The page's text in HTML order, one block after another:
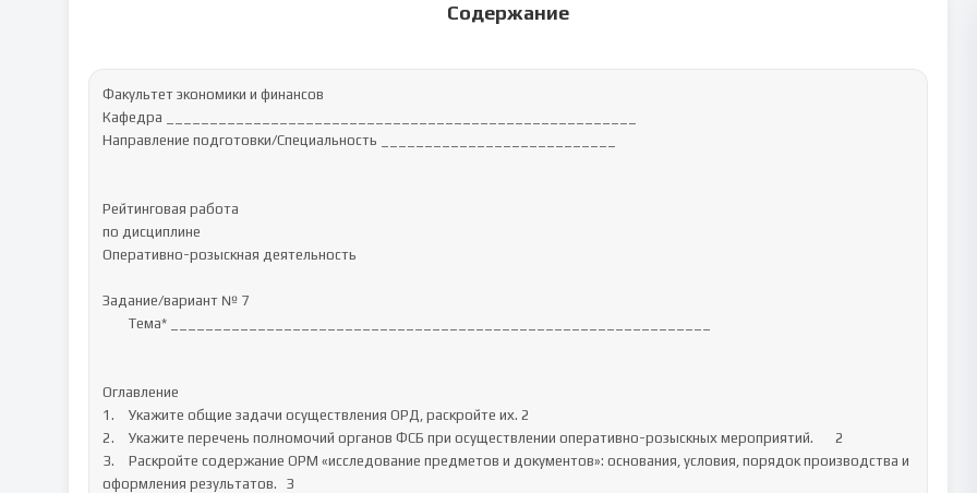
Содержание
Факультет экономики и финансов
Кафедра ______________________________________________________
Направление подготовки/Специальность ___________________________
Рейтинговая работа
по дисциплине
Оперативно-розыскная деятельность
Задание/вариант № 7
Оглавление
1.	Укажите общие задачи осуществления ОРД, раскройте их.	2
2.	Укажите перечень полномочий органов ФСБ при осуществлении оперативно-розыскных мероприятий.	2
3.	Раскройте содержание ОРМ «исследование предметов и документов»: основания, условия, порядок производства и
оформления результатов.	3